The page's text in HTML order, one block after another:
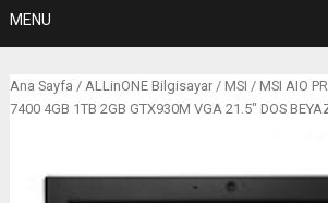
MENU
Ana Sayfa / ALLinONE Bilgisayar/ MSI / MSI AIO
7400 4GB 1TB 2GB GTX930M VGA 21.5″ DOS